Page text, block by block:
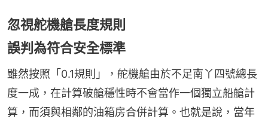
忽視舵機艙長度規則
誤判為符合安全標準
雖然按照「0.1規則」，舵機艙由於不足南丫四號總長
度一成，在計算破艙穩性時不會當作一個獨立船艙計
算，而須與相鄰的油箱房合併計算。也就是說，當年